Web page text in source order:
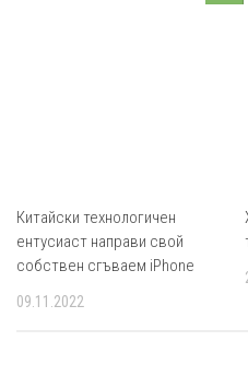
Китайски технологичен
ентусиаст направи свой
собствен сгъваем iPhone
09.11.2022